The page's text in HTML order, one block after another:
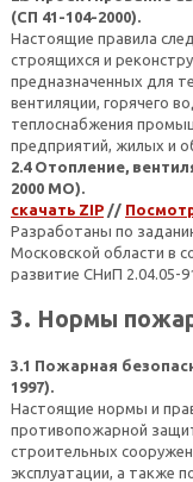
(СП 41-104-2000).
Настоящие правила
строящихся и
предназначенных для
вентиляции, горячего
теплоснабжения
предприятий, жилых и
2.4 Отопление,
2000 МО).
скачать ZIP //
Разработаны по
Московской области в
развитие СНиП 2.04.05-
3. Нормы
3.1 Пожарная
1997).
Настоящие нормы и
противопожарной
строительных
эксплуатации, а также